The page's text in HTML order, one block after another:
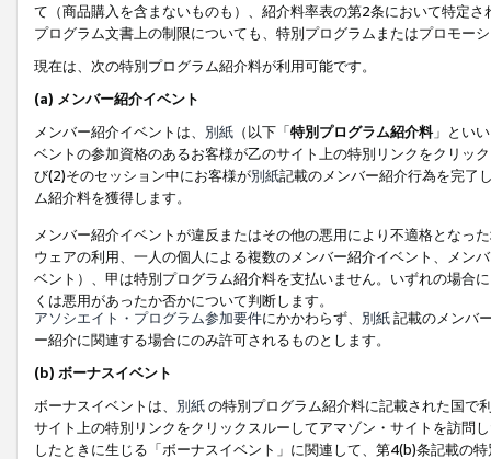
て（商品購入を含まないものも）、紹介料率表の第2条において特定
プログラム文書上の制限についても、特別プログラムまたはプロモー
現在は、次の特別プログラム紹介料が利用可能です。
(a) メンバー紹介イベント
メンバー紹介イベントは、 別紙 （以下「特別プログラム紹介料」とい
ベントの参加資格のあるお客様が乙のサイト上の特別リンクをクリッ
び(2)そのセッション中にお客様が別紙記載のメンバー紹介行為を完了
ム紹介料を獲得します。
メンバー紹介イベントが違反またはその他の悪用により不適格となっ
ウェアの利用、一人の個人による複数のメンバー紹介イベント、メン
ベント）、甲は特別プログラム紹介料を支払いません。いずれの場合
くは悪用があったか否かについて判断します。
アソシエイト・プログラム参加要件にかかわらず、 別紙記載のメンバ
ー紹介に関連する場合にのみ許可されるものとします。
(b) ボーナスイベント
ボーナスイベントは、 別紙の特別プログラム紹介料に記載された国で
サイト上の特別リンクをクリックスルーしてアマゾン・サイトを訪問
したときに生じる「ボーナスイベント」に関連して、第4(b)条記載の